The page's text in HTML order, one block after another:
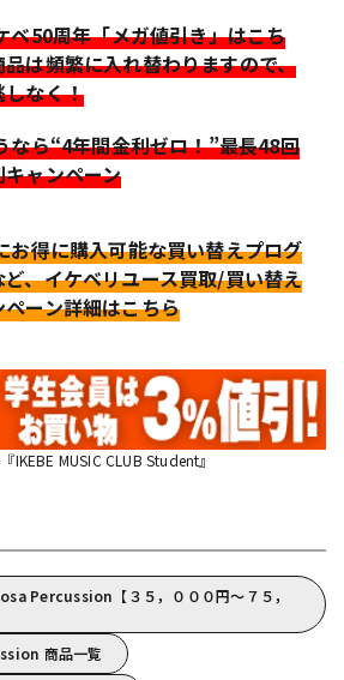
ベ50周年「メガ値引き」はこち
品は頻繁に入れ替わりますので、
しなく！
なら“4年間金利ゼロ！”最長48回
キャンペーン
お得に購入可能な買い替えプログ
ど、イケベリユース買取/買い替え
ペーン詳細はこちら
IKEBE MUSIC CLUB Student』
Percussion【３５，０００円～７５，
商品一覧